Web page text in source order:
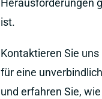
Herausforderungen
ist.
Kontaktieren Sie
für eine
und erfahren Sie,